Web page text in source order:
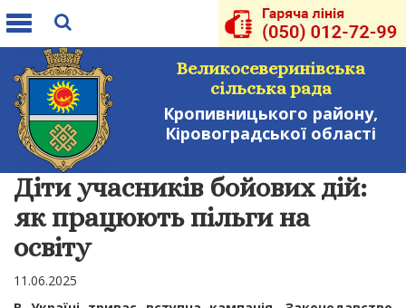
Toggle
Великосеверинівська
сільська рада
Кропивницького району,
Кіровоградської області
Діти учасників бойових дій:
як працюють пільги на
освіту
11.06.2025